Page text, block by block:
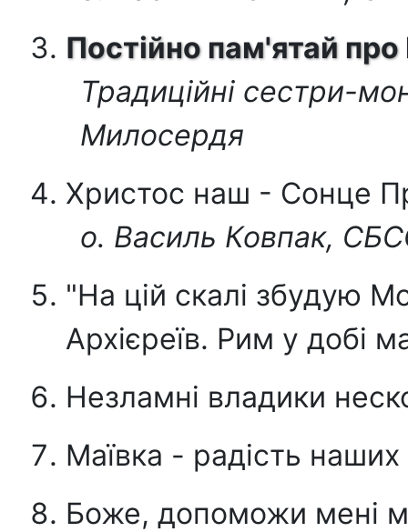
Постійно пам'ятай
Традиційні сестри-
Милосердя
Христос наш - Сонце
о. Василь Ковпак,
"На цій скалі збудую
Архієреїв. Рим у добі
Незламні владики
Маївка - радість
Боже, допоможи мені